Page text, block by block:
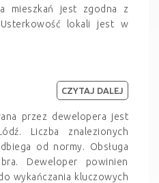
mieszkań jest zgodna z
lokali jest w
przez dewelopera jest
Liczba znalezionych
od normy. Obsługa
Deweloper powinien
wykańczania kluczowych
CZYTAJ DALEJ